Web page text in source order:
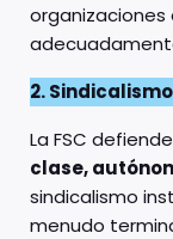
2.
La FSC
clase,
sindicalismo
menudo